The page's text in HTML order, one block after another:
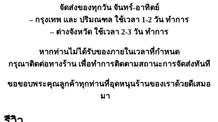
จัดส่งของทุกวัน จันทร์-อาทิตย์
– กรุงเทพ และ ปริมณฑล ใช้เวลา 1-2 วัน ทำการ
– ต่างจังหวัด ใช้เวลา 2-3 วัน ทำการ
หากท่านไม่ได้รับของภายในเวลาที่กำหนด
กรุณาติดต่อทางร้าน เพื่อทำการติดตามสถานะการจัดส่งทันที
ขอขอบพระคุณลูกค้าทุกท่านที่อุดหนุนร้านของเราด้วยดีเสมอ
มา